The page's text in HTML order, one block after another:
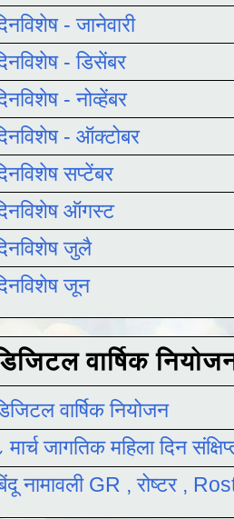
- जानेवारी
- डिसेंबर
- नोव्हेंबर
- ऑक्टोबर
सप्टेंबर
ऑगस्ट
जुलै
जून
वार्षिक
वार्षिक नियोजन
मार्च जागतिक महिला दिन
नामावली GR , रोष्टर ,